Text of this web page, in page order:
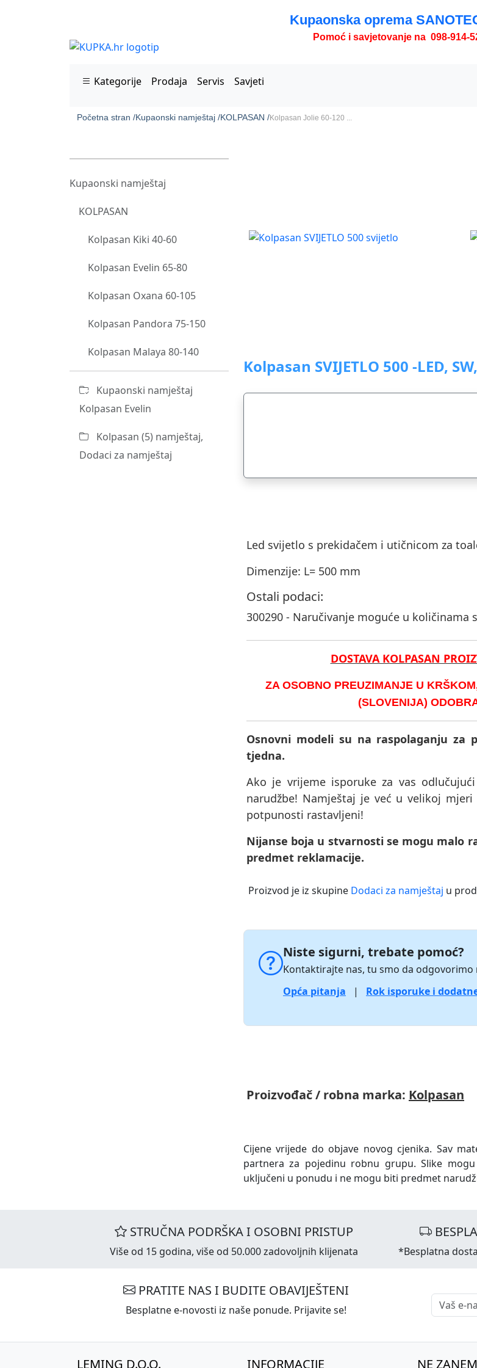
Kupaonska oprema
Pomoć i savjetovanje na 098-914-
Kategorije Prodaja Servis Savjeti
Početna stran /Kupaonski namještaj /KOLPASAN /Kolpasan Jolie 60-120 ...
Kupaonski namještaj
KOLPASAN
Kolpasan Kiki 40-60
Kolpasan Evelin 65-80
Kolpasan Oxana 60-105
Kolpasan Pandora 75-150
Kolpasan Malaya 80-140
Kupaonski namještaj
Kolpasan Evelin
Kolpasan (5) namještaj,
Dodaci za namještaj
Kolpasan SVIJETLO 500 -LED,
Led svijetlo s prekidačem i utičnicom za
Dimenzije: L= 500 mm
Ostali podaci:
300290 - Naručivanje moguće u količinama
DOSTAVA KOLPASAN
ZA OSOBNO PREUZIMANJE U
(SLOVENIJA)
Osnovni modeli su na raspolaganju
tjedna.
Ako je vrijeme isporuke za vas
narudžbe! Namještaj je već u velikoj
potpunosti rastavljeni!
Nijanse boja u stvarnosti se mogu malo
predmet reklamacije.
Proizvod je iz skupine Dodaci za namještaj u
Niste sigurni, trebate pomoć?
Kontaktirajte nas, tu smo da odgovorimo
Opća pitanja
| Rok isporuke i
Proizvođač / robna marka: Kolpasan
Cijene vrijede do objave novog cjenika. Sav
partnera za pojedinu robnu grupu. Slike
uključeni u ponudu i ne mogu biti predmet
STRUČNA PODRŠKA I OSOBNI PRISTUP
Više od 15 godina, više od 50.000 zadovoljnih klijenata *Besplatna
PRATITE NAS I BUDITE OBAVIJEŠTENI
Besplatne e-novosti iz naše ponude. Prijavite se!
LEMING D.O.O. INFORMACIJE NE